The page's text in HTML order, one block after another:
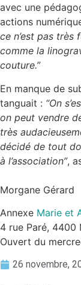
avec une
actions
ce n’est pas très
comme la
couture.”
En manque de
tanguait : “On
on peut vendre
très
décidé de tout
à l’association”,
Morgane Gérard
Annexe Marie et
4 rue Paré, 4400
Ouvert du
26 novembre,